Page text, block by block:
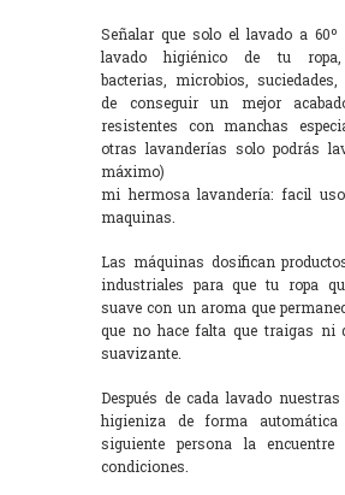
Señalar que solo el lavado a
lavado higiénico de tu ropa,
bacterias, microbios, suciedades,
de conseguir un mejor
resistentes con manchas
otras lavanderías solo podrás
máximo)
mi hermosa lavandería: facil
maquinas.
Las máquinas dosifican
industriales para que tu ropa
suave con un aroma que
que no hace falta que traigas ni
suavizante.
Después de cada lavado
higieniza de forma
siguiente persona la encuentre
condiciones.